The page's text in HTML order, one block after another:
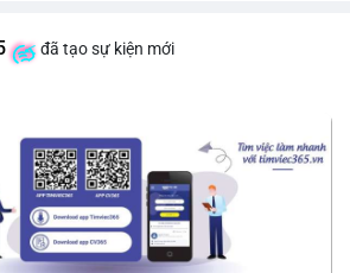
đã tạo sự kiện mới